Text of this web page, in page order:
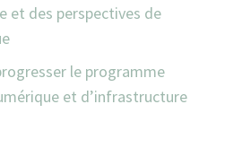
et des perspectives de
le programme
et d’infrastructure